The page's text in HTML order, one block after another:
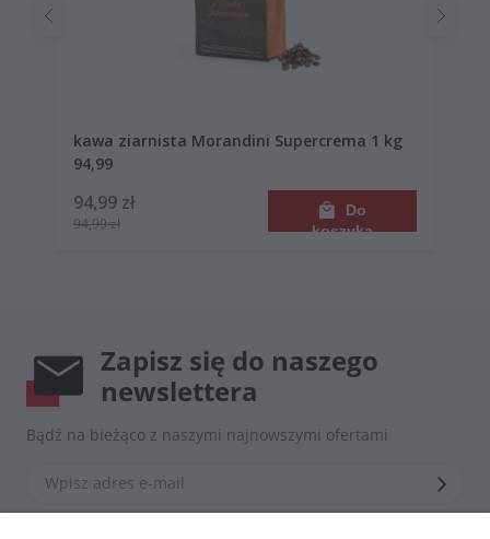
kawa ziarnista Morandini Supercrema 1 kg
94,99
94,99 zł
94,99 zł
Do
koszyka
Zapisz się do naszego
newslettera
Bądź na bieżąco z naszymi najnowszymi ofertami
*Zapisując się zgadzasz się z nasząpolityką prywatności